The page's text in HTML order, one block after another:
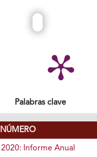
Palabras clave
NÚMERO
2020: Informe Anual